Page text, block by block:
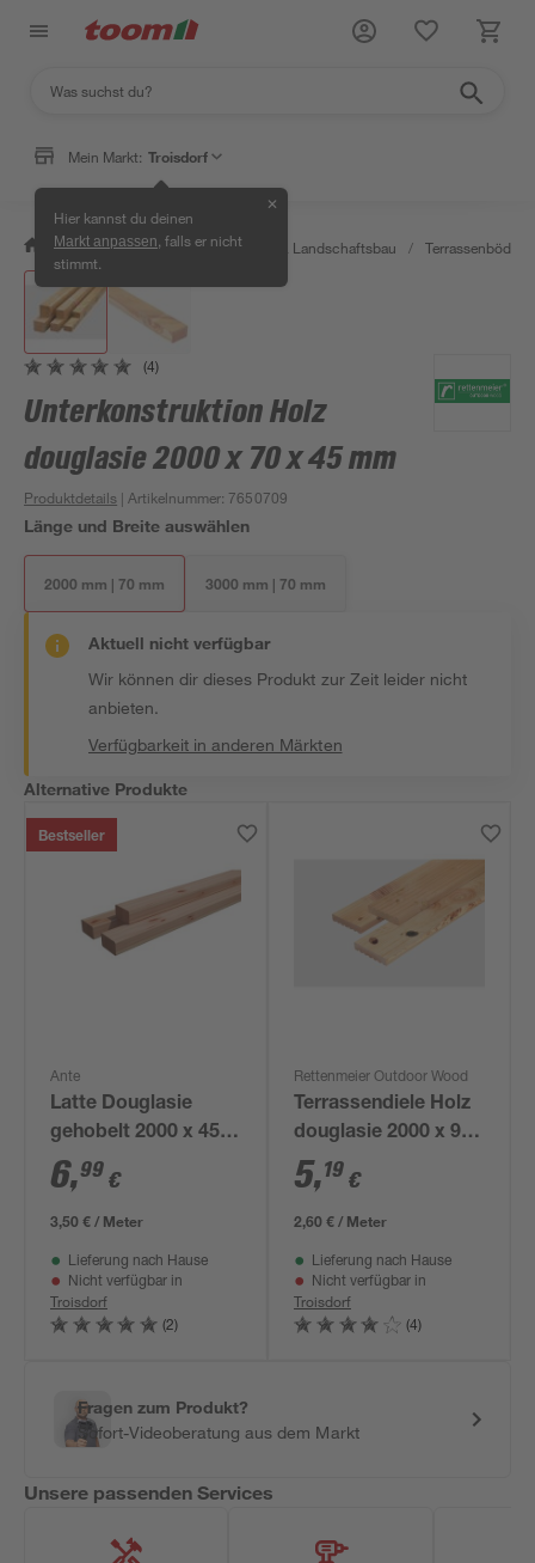
Mein Markt: Troisdorf
Hier kannst du deinen
Markt anpassen , falls er nicht
stimmt.
✕
/ Garten & Freizeit / Gartenbau & Landschaftsbau / Terrassenböden
(4)
Unterkonstruktion Holz
douglasie 2000 x 70 x 45 mm
Produktdetails | Artikelnummer: 7650709
Länge und Breite auswählen
2000 mm | 70 mm 3000 mm | 70 mm
Aktuell nicht verfügbar
Wir können dir dieses Produkt zur Zeit leider nicht
anbieten.
Verfügbarkeit in anderen Märkten
Alternative Produkte
Bestseller
Ante
Latte Douglasie
gehobelt 2000 x 45 x
28 mm
6,99 €
3,50 € / Meter
Lieferung nach Hause
Nicht verfügbar in
Troisdorf
(2)
Rettenmeier Outdoor Wood
Terrassendiele Holz
douglasie 2000 x 95
x 21 mm
5,19 €
2,60 € / Meter
Lieferung nach Hause
Nicht verfügbar in
Troisdorf
(4)
Fragen zum Produkt?
Sofort-Videoberatung aus dem Markt
Unsere passenden Services